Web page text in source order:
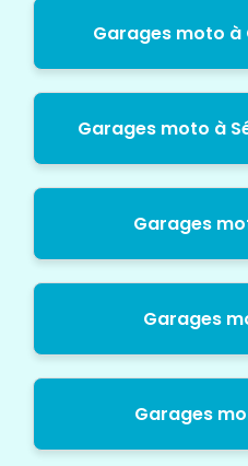
Garages moto à
Garages moto à
Garages
Garages
Garages